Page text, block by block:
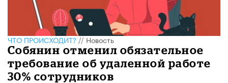
ЧТО ПРОИСХОДИТ?//Новость
Собянин отменил обязательное
требование об удаленной работе
30% сотрудников